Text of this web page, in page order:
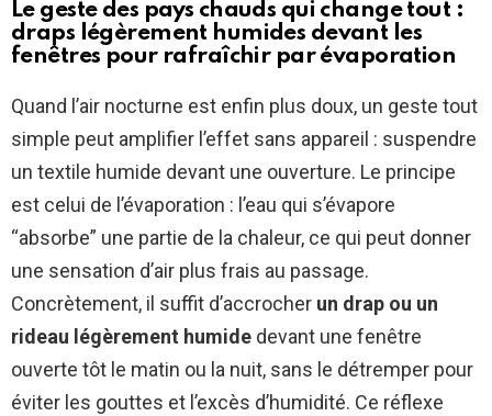
Le geste des pays chauds qui change tout :
draps légèrement humides devant les
fenêtres pour rafraîchir par évaporation
Quand l’air nocturne est enfin plus doux, un geste tout
simple peut amplifier l’effet sans appareil : suspendre
un textile humide devant une ouverture. Le principe
est celui de l’évaporation : l’eau qui s’évapore
“absorbe” une partie de la chaleur, ce qui peut donner
une sensation d’air plus frais au passage.
Concrètement, il suffit d’accrocher un drap ou un
rideau légèrement humide devant une fenêtre
ouverte tôt le matin ou la nuit, sans le détremper pour
éviter les gouttes et l’excès d’humidité. Ce réflexe